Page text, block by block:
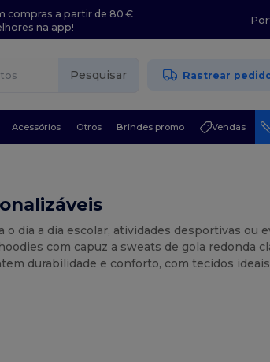
compras a partir de 80 €
na app!
Pesquisar Rastrear
Acessórios Otros Brindes promo Vendas
o dia a dia escolar, atividades desportivas ou
com capuz a sweats de gola redonda
durabilidade e conforto, com tecidos